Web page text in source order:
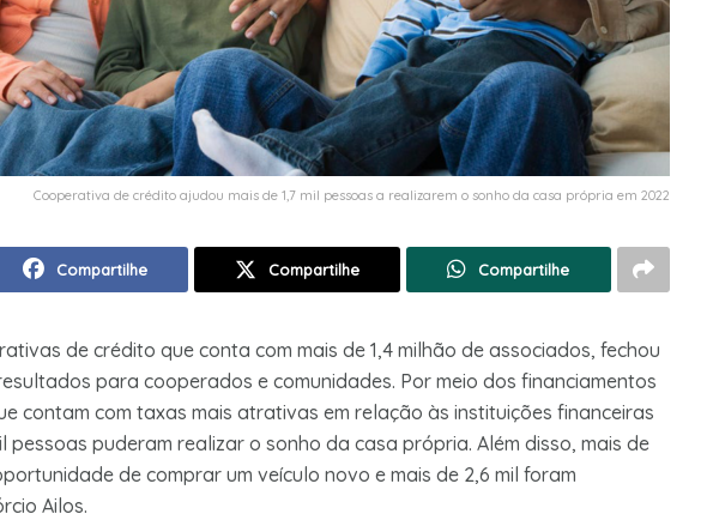
Cooperativa de crédito ajudou mais de 1,7 mil pessoas a realizarem o sonho da casa própria em 2022
Compartilhe Compartilhe Compartilhe
de crédito que conta com mais de 1,4 milhão de associados, fechou
para cooperados e comunidades. Por meio dos financiamentos
contam com taxas mais atrativas em relação às instituições financeiras
pessoas puderam realizar o sonho da casa própria. Além disso, mais de
de comprar um veículo novo e mais de 2,6 mil foram
Ailos.